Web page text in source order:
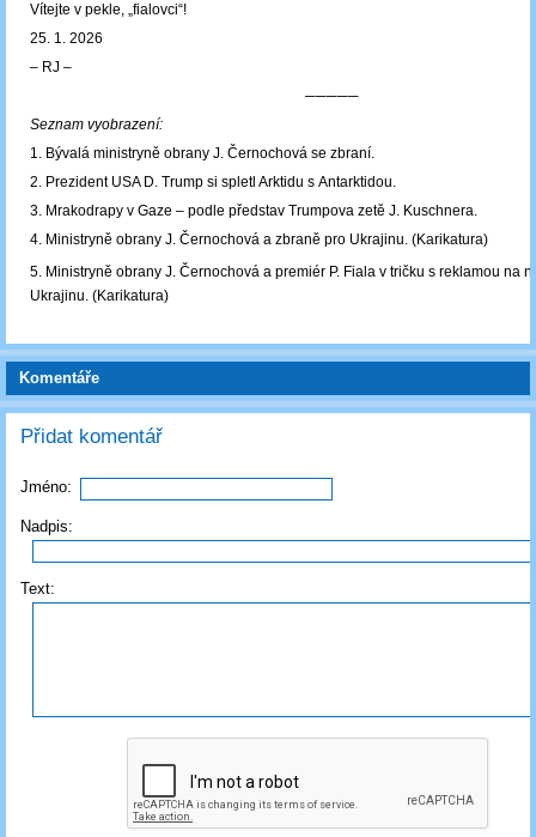
Vítejte v pekle, „fialovci“!
25. 1. 2026
‒ RJ ‒
─────
Seznam vyobrazení:
1. Bývalá ministryně obrany J. Černochová se zbraní.
2. Prezident USA D. Trump si spletl Arktidu s Antarktidou.
3. Mrakodrapy v Gaze – podle představ Trumpova zetě J. Kuschnera.
4. Ministryně obrany J. Černochová a zbraně pro Ukrajinu. (Karikatura)
5. Ministryně obrany J. Černochová a premiér P. Fiala v tričku s reklamou na
Ukrajinu. (Karikatura)
Komentáře
Přidat komentář
Jméno:
Nadpis:
Text: